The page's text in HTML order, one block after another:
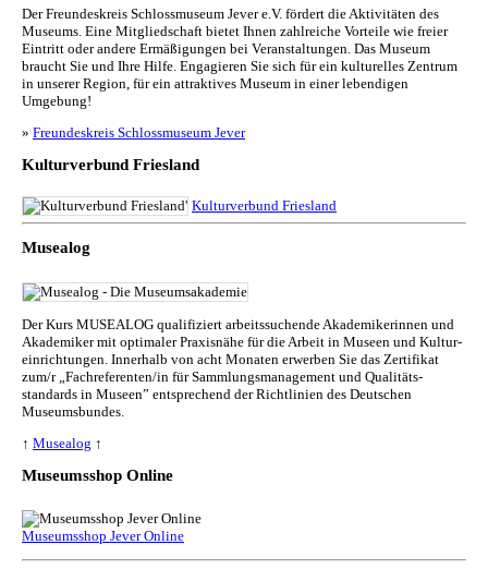
Der Freundeskreis Schlossmuseum Jever e.V. fördert die Aktivitäten des
Museums. Eine Mitgliedschaft bietet Ihnen zahlreiche Vorteile wie freier
Eintritt oder andere Ermäßigungen bei Veranstaltungen. Das Museum
braucht Sie und Ihre Hilfe. Engagieren Sie sich für ein kulturelles Zentrum
in unserer Region, für ein attraktives Museum in einer lebendigen
Umgebung!
» Freundeskreis Schlossmuseum Jever
Kulturverbund Friesland
Kulturverbund Friesland
Musealog
Der Kurs MUSEALOG qualifiziert arbeitssuchende Akademikerinnen und
Akademiker mit optimaler Praxisnähe für die Arbeit in Museen und Kul­tur­
ein­rich­tun­gen. Innerhalb von acht Monaten erwerben Sie das Zertifikat
zum/r „Fachreferenten/in für Sammlungs­management und Qualitäts­
standards in Museen” entsprechend der Richtlinien des Deutschen
Museumsbundes.
↑ Musealog ↑
Museumsshop Online
Museumsshop Jever Online